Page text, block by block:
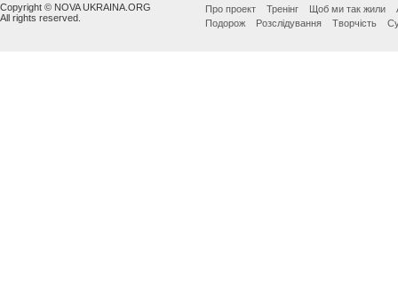
Copyright © NOVA UKRAINA.ORG
All rights reserved.
Про проект Тренінг Щоб ми так жили
Подорож
Розслідування Творчість